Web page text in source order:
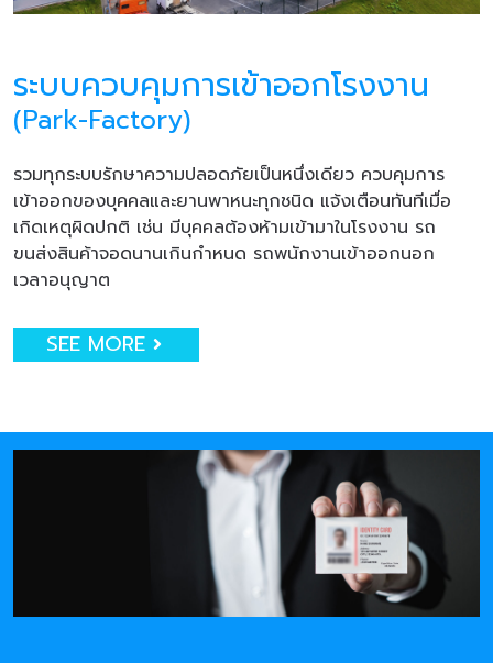
ระบบควบคุมการเข้าออกโรงงาน
(Park-Factory)
รวมทุกระบบรักษาความปลอดภัยเป็นหนึ่งเดียว ควบคุมการ
เข้าออกของบุคคลและยานพาหนะทุกชนิด แจ้งเตือนทันทีเมื่อ
เกิดเหตุผิดปกติ เช่น มีบุคคลต้องห้ามเข้ามาในโรงงาน รถ
ขนส่งสินค้าจอดนานเกินกำหนด รถพนักงานเข้าออกนอก
เวลาอนุญาต
SEE MORE